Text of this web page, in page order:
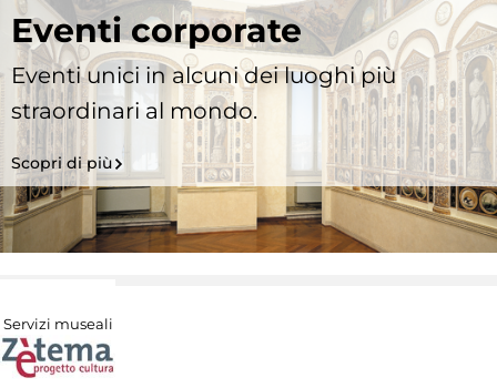
Eventi corporate
Eventi unici in alcuni dei luoghi più
straordinari al mondo.
Scopri di più
Servizi museali